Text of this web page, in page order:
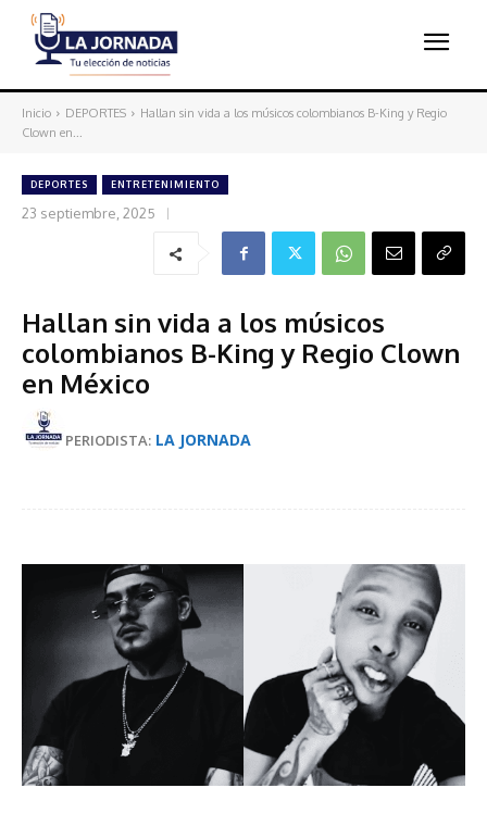
Inicio DEPORTES
Hallan sin vida a los músicos colombianos B-King y Regio
Clown en...
DEPORTES ENTRETENIMIENTO
23 septiembre, 2025
Hallan sin vida a los músicos
colombianos B-King y Regio Clown
en México
PERIODISTA: LA JORNADA